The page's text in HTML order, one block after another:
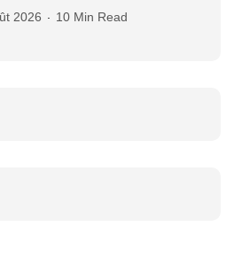
2026 10 Min Read